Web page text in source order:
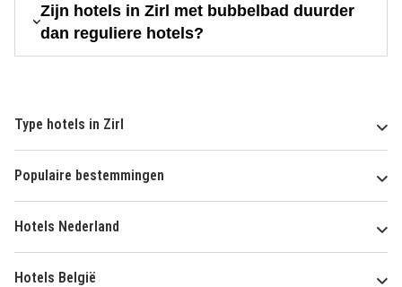
Zijn hotels in Zirl met bubbelbad duurder
dan reguliere hotels?
Type hotels in Zirl
Populaire bestemmingen
Hotels Nederland
Hotels België